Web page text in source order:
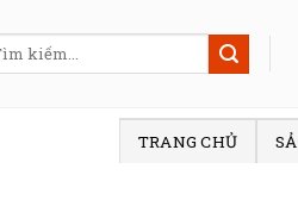
TRANG CHỦ